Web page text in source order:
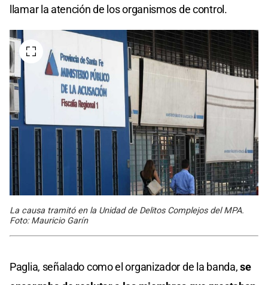
llamar la atención de los organismos de control.
La causa tramitó en la Unidad de Delitos Complejos del MPA.
Foto: Mauricio Garín
Paglia, señalado como el organizador de la banda,se